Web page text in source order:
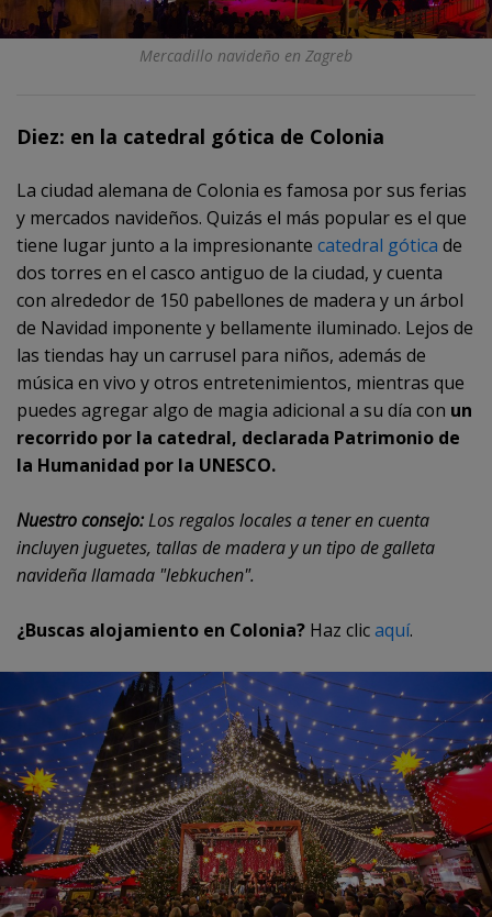
Mercadillo navideño en Zagreb
Diez: en la catedral gótica de Colonia
La ciudad alemana de Colonia es famosa por sus ferias
y mercados navideños. Quizás el más popular es el que
tiene lugar junto a la impresionante catedral gótica de
dos torres en el casco antiguo de la ciudad, y cuenta
con alrededor de 150 pabellones de madera y un árbol
de Navidad imponente y bellamente iluminado. Lejos de
las tiendas hay un carrusel para niños, además de
música en vivo y otros entretenimientos, mientras que
puedes agregar algo de magia adicional a su día con un
recorrido por la catedral, declarada Patrimonio de
la Humanidad por la UNESCO.
Nuestro consejo:Los regalos locales a tener en cuenta
incluyen juguetes, tallas de madera y un tipo de galleta
navideña llamada "lebkuchen".
¿Buscas alojamiento en Colonia? Haz clicaquí.